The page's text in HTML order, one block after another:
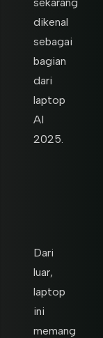
dikenal
sebagai
bagian
dari
laptop
AI
2025.
Dari
luar,
laptop
ini
memang